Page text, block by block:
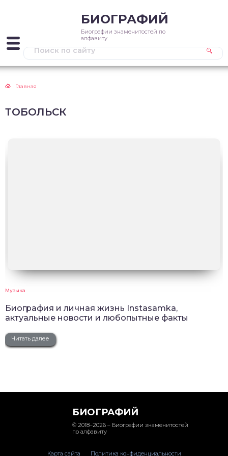
БИОГРАФИЙ
Биографии знаменитостей по
алфавиту
Главная
ТОБОЛЬСК
Музыка
Биография и личная жизнь Instasamka,
актуальные новости и любопытные факты
Читать далее
БИОГРАФИЙ
© 2018–2026 – Биографии знаменитостей
по алфавиту
Карта сайта Политика конфиденциальности